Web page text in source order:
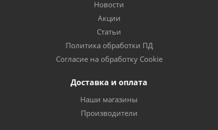
Новости
Акции
Статьи
Политика обработки ПД
Согласие на обработку Cookie
Доставка и оплата
Наши магазины
Производители